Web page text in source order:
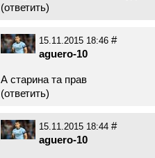
(ответить)
15.11.2015 18:46 #
aguero-10
А старина та прав
(ответить)
15.11.2015 18:44 #
aguero-10